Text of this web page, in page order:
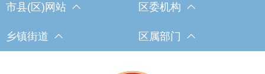
市县(区)网站 区委机构
乡镇街道 区属部门